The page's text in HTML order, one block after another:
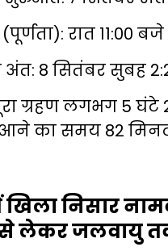
रात 11:00
अंत: 8 सितंबर सुबह
ग्रहण लगभग 5
का समय 82 मिनट
खिला निसार
लेकर जलवायु